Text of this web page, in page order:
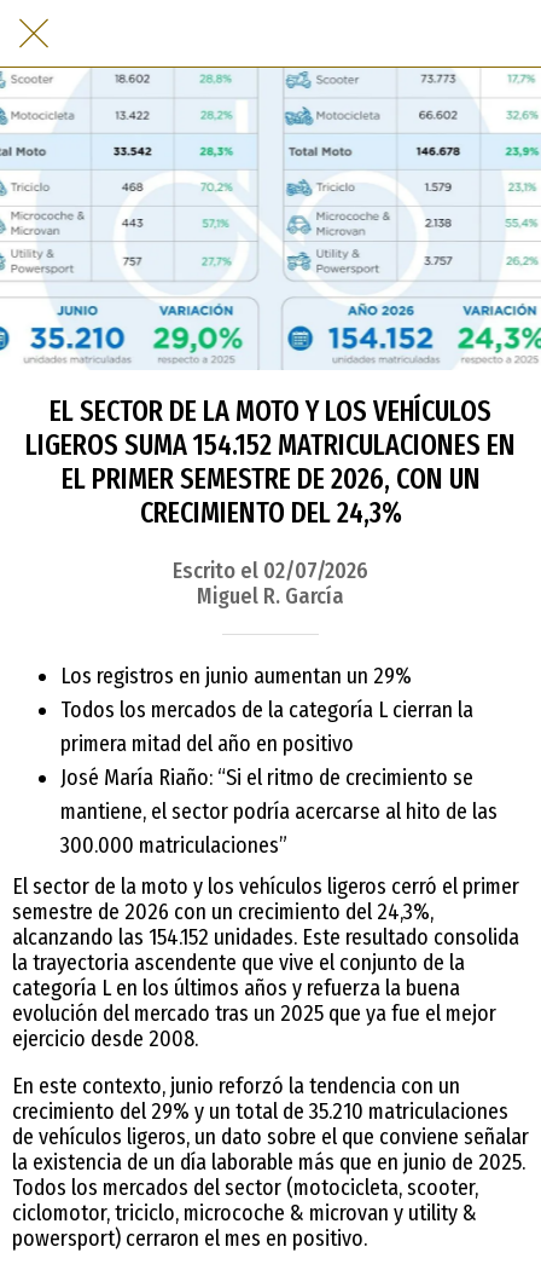
EL SECTOR DE LA MOTO Y LOS VEHÍCULOS
LIGEROS SUMA 154.152 MATRICULACIONES EN
EL PRIMER SEMESTRE DE 2026, CON UN
CRECIMIENTO DEL 24,3%
Escrito el 02/07/2026
Miguel R. García
Los registros en junio aumentan un 29%
Todos los mercados de la categoría L cierran la
primera mitad del año en positivo
José María Riaño: “Si el ritmo de crecimiento se
mantiene, el sector podría acercarse al hito de las
300.000 matriculaciones”
El sector de la moto y los vehículos ligeros cerró el primer
semestre de 2026 con un crecimiento del 24,3%,
alcanzando las 154.152 unidades. Este resultado consolida
la trayectoria ascendente que vive el conjunto de la
categoría L en los últimos años y refuerza la buena
evolución del mercado tras un 2025 que ya fue el mejor
ejercicio desde 2008.
En este contexto, junio reforzó la tendencia con un
crecimiento del 29% y un total de 35.210 matriculaciones
de vehículos ligeros, un dato sobre el que conviene señalar
la existencia de un día laborable más que en junio de 2025.
Todos los mercados del sector (motocicleta, scooter,
ciclomotor, triciclo, microcoche & microvan y utility &
powersport) cerraron el mes en positivo.